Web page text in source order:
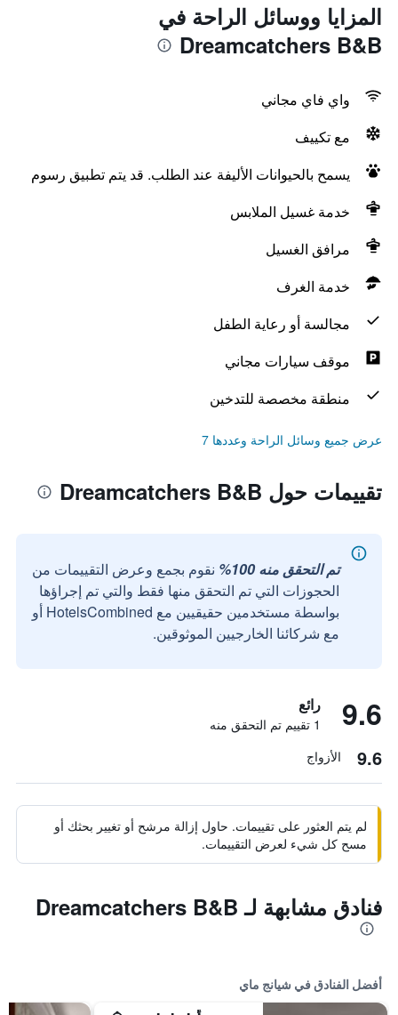
المزايا ووسائل الراحة في
Dreamcatchers B&B
واي فاي مجاني
مع تكييف
يسمح بالحيوانات الأليفة عند الطلب. قد يتم تطبيق رسوم
خدمة غسيل الملابس
مرافق الغسيل
خدمة الغرف
مجالسة أو رعاية الطفل
موقف سيارات مجاني
منطقة مخصصة للتدخين
عرض جميع وسائل الراحة وعددها 7
تقييمات حول Dreamcatchers B&B
تم التحقق منه 100%
نقوم بجمع وعرض التقييمات من
الحجوزات التي تم التحقق منها فقط والتي تم إجراؤها
بواسطة مستخدمين حقيقيين مع HotelsCombined أو
مع شركائنا الخارجيين الموثوقين.
9.6 رائع
1 تقييم تم التحقق منه
9.6 الأزواج
لم يتم العثور على تقييمات. حاول إزالة مرشح أو تغيير بحثك أو
مسح كل شيء لعرض التقييمات.
فنادق مشابهة لـ Dreamcatchers B&B
أفضل الفنادق في شيانج ماي